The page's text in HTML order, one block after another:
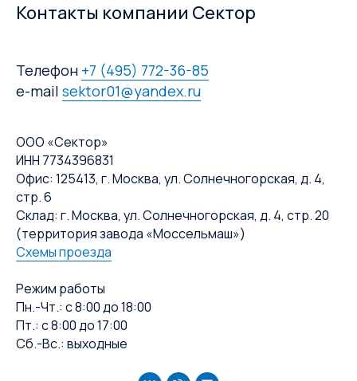
Контакты компании Сектор
Телефон +7 (495) 772-36-85
e-mail sektor01@yandex.ru
ООО «Сектор»
ИНН 7734396831
Офис: 125413, г. Москва, ул. Солнечногорская, д. 4,
стр. 6
Склад: г. Москва, ул. Солнечногорская, д. 4, стр. 20
(территория завода «Моссельмаш»)
Схемы проезда
Режим работы
Пн.-Чт.: с 8:00 до 18:00
Пт.: с 8:00 до 17:00
Сб.-Вс.: выходные